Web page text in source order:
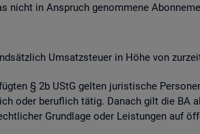
nicht in An­spruch ge­nom­me­ne
Um­satz­steu­er in Höhe von
§ 2b UStG gel­ten ju­ris­ti­sche
oder be­ruf­lich tätig. Da­nach gilt die BA
Grund­la­ge oder Leis­tun­gen auf